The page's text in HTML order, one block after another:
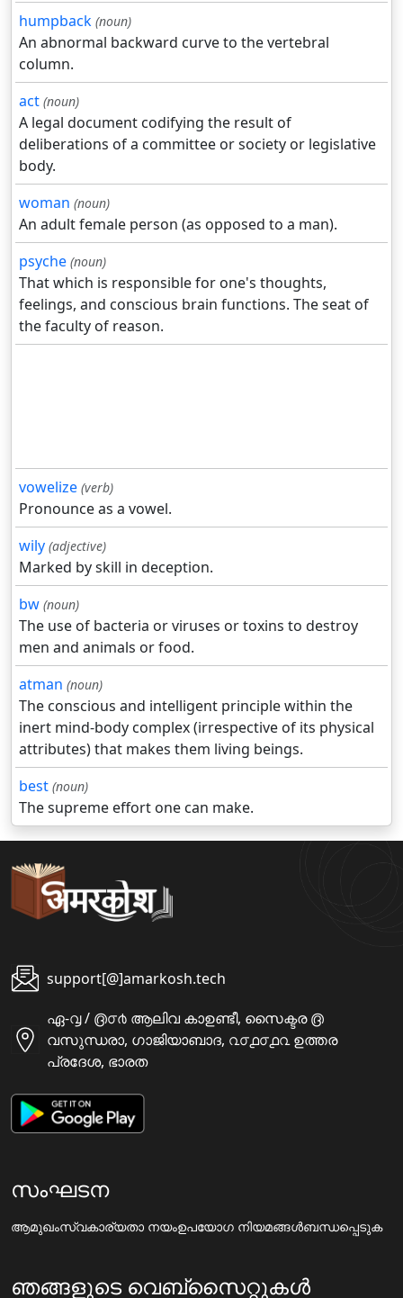
humpback (noun)
An abnormal backward curve to the vertebral
column.
act (noun)
A legal document codifying the result of
deliberations of a committee or society or legislative
body.
woman (noun)
An adult female person (as opposed to a man).
psyche (noun)
That which is responsible for one's thoughts,
feelings, and conscious brain functions. The seat of
the faculty of reason.
vowelize (verb)
Pronounce as a vowel.
wily (adjective)
Marked by skill in deception.
bw (noun)
The use of bacteria or viruses or toxins to destroy
men and animals or food.
atman (noun)
The conscious and intelligent principle within the
inert mind-body complex (irrespective of its physical
attributes) that makes them living beings.
best (noun)
The supreme effort one can make.
support[@]amarkosh.tech
ഏ-൮ / ൫൦൪ ആലിവ കാഉണ്ടീ, സൈക്ടര ൫
വസുന്ധരാ, ഗാജിയാബാദ, ൨൦൧൦൧൨ ഉത്തര
പ്രദേശ, ഭാരത
സംഘടന
ആമുഖംസ്വകാര്യതാ നയംഉപയോഗ നിയമങ്ങൾബന്ധപ്പെടുക
ഞങ്ങളുടെ വെബ്സൈറ്റുകൾ